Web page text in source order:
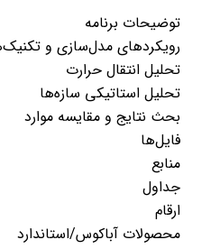
توضیحات برنامه
رویکردهای مدل‌سازی و
تحلیل انتقال حرارت
تحلیل استاتیکی سازه‌ها
بحث نتایج و مقایسه موارد
فایل‌ها
منابع
جداول
ارقام
محصولات آباکوس/استاندارد